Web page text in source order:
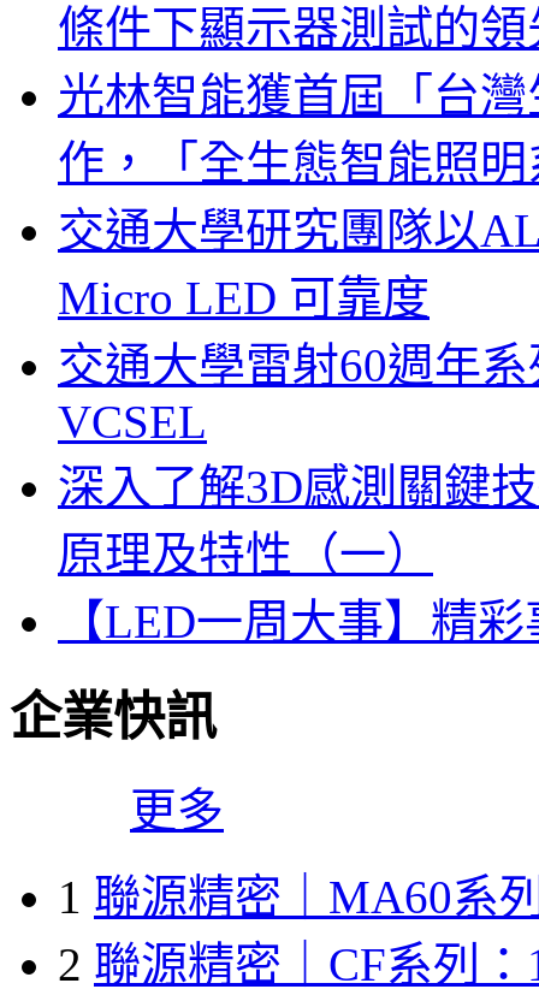
條件下顯示器測試的
光林智能獲首屆「台
作，「全生態智能照
交通大學研究團隊以
Micro LED 可靠度
交通大學雷射60週年
VCSEL
深入了解3D感測關鍵
原理及特性（一）
【LED一周大事】精
企業快訊
更多
1 聯源精密｜MA60系
2 聯源精密｜CF系列：